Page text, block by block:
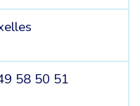
58 50 51